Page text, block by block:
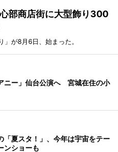
部商店街に大型飾り300
が8月6日、始まった。
ニー」仙台公演へ 宮城在住の小
「夏スタ！」、今年は宇宙をテー
ショーも